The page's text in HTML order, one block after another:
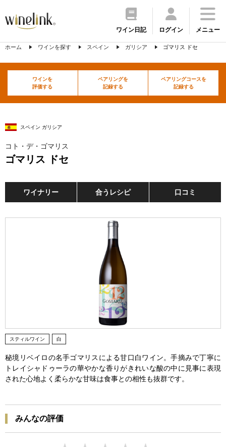
ワイン日記 ログイン メニュー
ホーム ワインを探す スペイン ガリシア ゴマリス ドセ
ワインを
評価する
ペアリングを
記録する
ペアリングコースを
記録する
スペイン ガリシア
コト・デ・ゴマリス
ゴマリス ドセ
ワイナリー 合うレシピ 口コミ
スティルワイン 白
秘境リベイロの名手ゴマリスによる甘口白ワイン。手摘みで丁寧に
トレイシャドゥーラの華やかな香りがきれいな酸の中に見事に表現
された心地よく柔らかな甘味は食事との相性も抜群です。
みんなの評価